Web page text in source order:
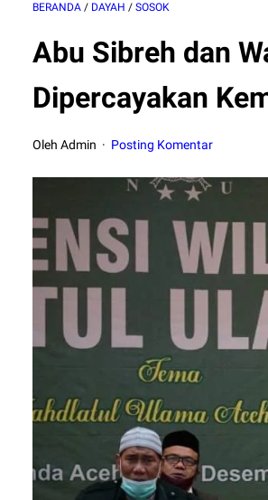
BERANDA / DAYAH / SOSOK
Abu Sibreh dan
Dipercayakan
Oleh Admin Posting Komentar